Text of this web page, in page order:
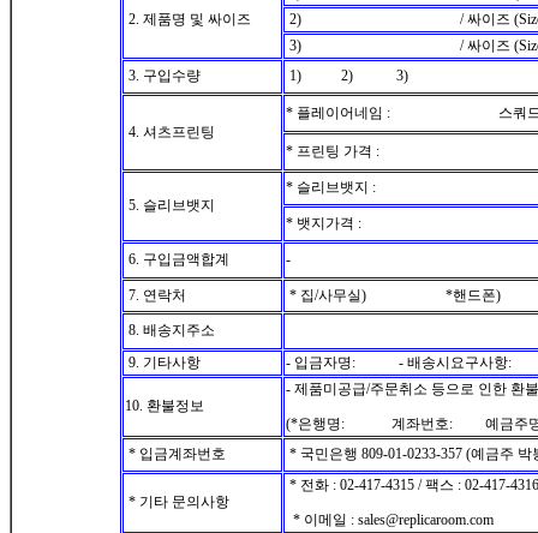
2. 제품명 및 싸이즈
2) / 싸이즈
3) / 싸이즈
3. 구입수량
1) 2) 3)
4. 셔츠프린팅
* 플레이어네임 : 스쿼드
* 프린팅 가격 :
5. 슬리브뱃지
* 슬리브뱃지 :
* 뱃지가격 :
6. 구입금액합계 -
7. 연락처 * 집/사무실) *핸드폰)
8. 배송지주소
9. 기타사항
- 입금자명: - 배송시요구사항:
10. 환불정보
- 제품미공급/주문취소 등으로 인한 환
(*은행명: 계좌번호: 예금
* 입금계좌번호
* 국민은행 809-01-0233-357 (예금주 박
* 기타 문의사항
* 전화 : 02-417-4315 / 팩스 : 02-417-
* 이메일 : sales@replicaroom.com